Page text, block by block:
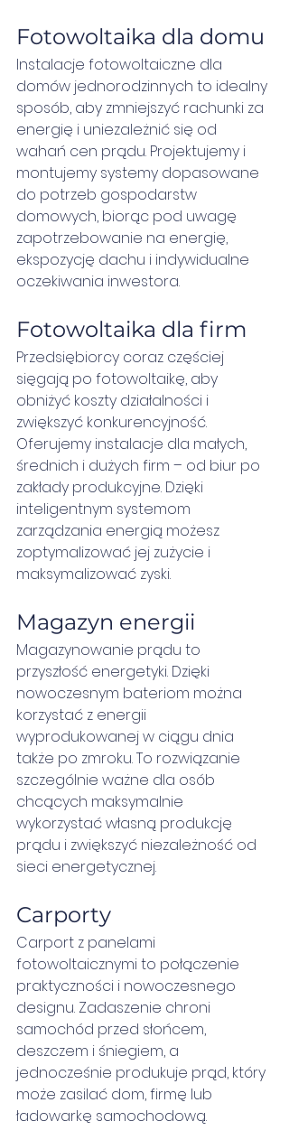
Fotowoltaika dla domu
Instalacje fotowoltaiczne dla
domów jednorodzinnych to idealny
sposób, aby zmniejszyć rachunki za
energię i uniezależnić się od
wahań cen prądu. Projektujemy i
montujemy systemy dopasowane
do potrzeb gospodarstw
domowych, biorąc pod uwagę
zapotrzebowanie na energię,
ekspozycję dachu i indywidualne
oczekiwania inwestora.
Fotowoltaika dla firm
Przedsiębiorcy coraz częściej
sięgają po fotowoltaikę, aby
obniżyć koszty działalności i
zwiększyć konkurencyjność.
Oferujemy instalacje dla małych,
średnich i dużych firm – od biur po
zakłady produkcyjne. Dzięki
inteligentnym systemom
zarządzania energią możesz
zoptymalizować jej zużycie i
maksymalizować zyski.
Magazyn energii
Magazynowanie prądu to
przyszłość energetyki. Dzięki
nowoczesnym bateriom można
korzystać z energii
wyprodukowanej w ciągu dnia
także po zmroku. To rozwiązanie
szczególnie ważne dla osób
chcących maksymalnie
wykorzystać własną produkcję
prądu i zwiększyć niezależność od
sieci energetycznej.
Carporty
Carport z panelami
fotowoltaicznymi to połączenie
praktyczności i nowoczesnego
designu. Zadaszenie chroni
samochód przed słońcem,
deszczem i śniegiem, a
jednocześnie produkuje prąd, który
może zasilać dom, firmę lub
ładowarkę samochodową.